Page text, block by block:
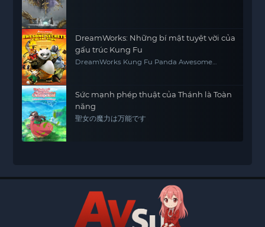
DreamWorks: Những bí mật tuyệt vời của
gấu trúc Kung Fu
DreamWorks Kung Fu Panda Awesome
Sức mạnh phép thuật của Thánh là Toàn
năng
聖女の魔力は万能です